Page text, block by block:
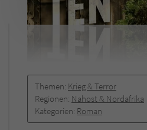
Themen: Krieg & Terror
Regionen: Nahost & Nordafrika
Kategorien: Roman